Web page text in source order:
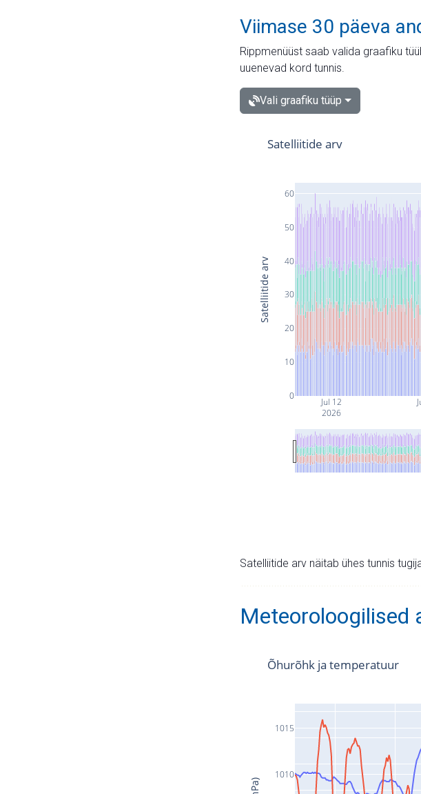
Viimase 30 päeva
Rippmenüüst saab valida graafiku
uuenevad kord tunnis.
Vali graafiku tüüp
Jul 12
2026
0
10
20
30
40
50
60
Satelliitide arv
Satelliitide arv
Satelliitide arv näitab ühes tunnis
Meteoroloogilised
1010
1015
Õhurõhk ja temperatuur